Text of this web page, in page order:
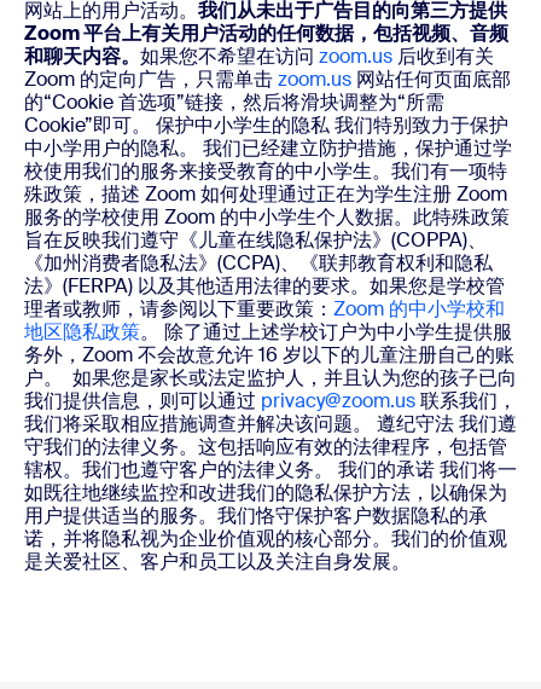
网站上的用户活动。 我们从未出于广告目的向第三方提供
Zoom平台上有关用户活动的任何数据，包括视频、音频
和聊天内容。 如果您不希望在访问 zoom.us 后收到有关
Zoom 的定向广告，只需单击zoom.us 网站任何页面底部
的“Cookie 首选项”链接，然后将滑块调整为“所需
Cookie”即可。 保护中小学生的隐私 我们特别致力于保护
中小学用户的隐私。 我们已经建立防护措施，保护通过学
校使用我们的服务来接受教育的中小学生。我们有一项特
殊政策，描述 Zoom 如何处理通过正在为学生注册 Zoom
服务的学校使用 Zoom 的中小学生个人数据。此特殊政策
旨在反映我们遵守《儿童在线隐私保护法》(COPPA)、
《加州消费者隐私法》(CCPA)、《联邦教育权利和隐私
法》(FERPA) 以及其他适用法律的要求。如果您是学校管
理者或教师，请参阅以下重要政策： Zoom 的中小学校和
地区隐私政策。 除了通过上述学校订户为中小学生提供服
务外，Zoom 不会故意允许 16 岁以下的儿童注册自己的账
户。 如果您是家长或法定监护人，并且认为您的孩子已向
我们提供信息，则可以通过 privacy@zoom.us联系我们，
我们将采取相应措施调查并解决该问题。 遵纪守法 我们遵
守我们的法律义务。这包括响应有效的法律程序，包括管
辖权。我们也遵守客户的法律义务。 我们的承诺 我们将一
如既往地继续监控和改进我们的隐私保护方法，以确保为
用户提供适当的服务。我们恪守保护客户数据隐私的承
诺，并将隐私视为企业价值观的核心部分。我们的价值观
是关爱社区、客户和员工以及关注自身发展。